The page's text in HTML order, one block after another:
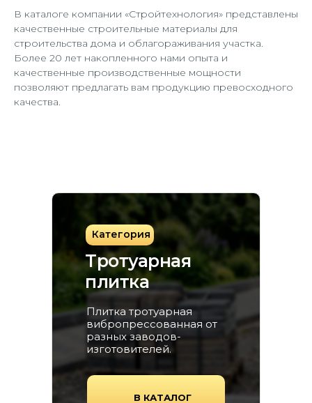
В каталоге компании «Стройтехнология» представлены
качественные строительные материалы для
строительства дома и облагораживания участка.
Более 20 лет накопленного нами опыта и
качественные производственные мощности
позволяют предлагать вам продукцию превосходного
качества.
Тротуарная
плитка
Категория
Плитка тротуарная
вибропрессованная от
разных заводов-
изготовителей.
В КАТАЛОГ